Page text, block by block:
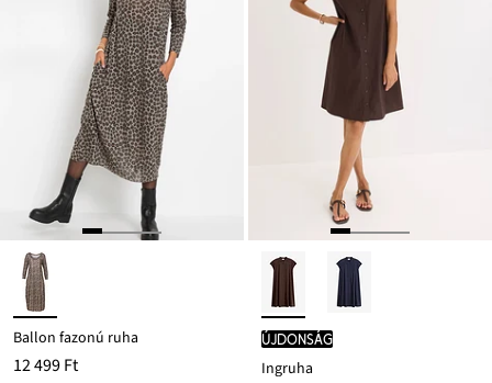
Ballon fazonú ruha
12 499 Ft
újdonság
Ingruha